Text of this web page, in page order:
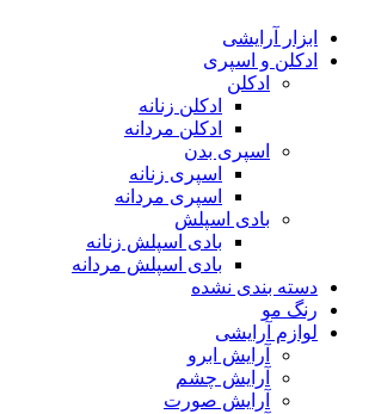
ابزار آرایشی
ادکلن و اسپری
ادکلن
ادکلن زنانه
ادکلن مردانه
اسپری بدن
اسپری زنانه
اسپری مردانه
بادی اسپلش
بادی اسپلش زنانه
بادی اسپلش مردانه
دسته بندی نشده
رنگ مو
لوازم آرایشی
آرایش ابرو
آرایش چشم
آرایش صورت